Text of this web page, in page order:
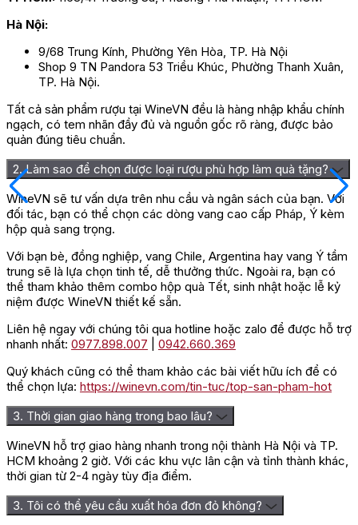
Hà Nội:
9/68 Trung Kính, Phường Yên Hòa, TP. Hà Nội
Shop 9 TN Pandora 53 Triều Khúc, Phường Thanh Xuân,
TP. Hà Nội.
Tất cả sản phẩm rượu tại WineVN đều là hàng nhập khẩu chính
ngạch, có tem nhãn đầy đủ và nguồn gốc rõ ràng, được bảo
quản đúng tiêu chuẩn.
2. Làm sao để chọn được loại rượu phù hợp làm quà tặng?
WineVN sẽ tư vấn dựa trên nhu cầu và ngân sách của bạn. Với
đối tác, bạn có thể chọn các dòng vang cao cấp Pháp, Ý kèm
hộp quà sang trọng.
Với bạn bè, đồng nghiệp, vang Chile, Argentina hay vang Ý tầm
trung sẽ là lựa chọn tinh tế, dễ thưởng thức. Ngoài ra, bạn có
thể tham khảo thêm combo hộp quà Tết, sinh nhật hoặc lễ kỷ
niệm được WineVN thiết kế sẵn.
Liên hệ ngay với chúng tôi qua hotline hoặc zalo để được hỗ trợ
nhanh nhất: 0977.898.007
0942.660.369
Quý khách cũng có thể tham khảo các bài viết hữu ích để có
thể chọn lựa: https://winevn.com/tin-tuc/top-san-pham-hot
3. Thời gian giao hàng trong bao lâu?
WineVN hỗ trợ giao hàng nhanh trong nội thành Hà Nội và TP.
HCM khoảng 2 giờ. Với các khu vực lân cận và tỉnh thành khác,
thời gian từ 2-4 ngày tùy địa điểm.
3. Tôi có thể yêu cầu xuất hóa đơn đỏ không?